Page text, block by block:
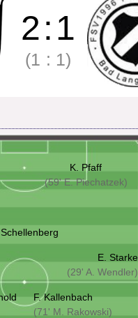
2:1
(1 : 1)
K. Pfaff
(59' E. Piechatzek)
Schellenberg
E. Starke
(29' A. Wendler)
F. Kallenbach
(71' M. Rakowski)